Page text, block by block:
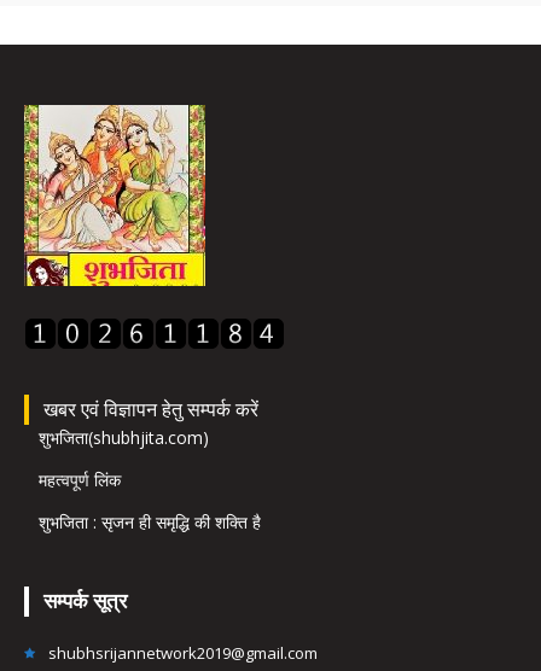
खबर एवं विज्ञापन हेतु सम्पर्क करें
शुभजिता(shubhjita.com)
महत्वपूर्ण लिंक
शुभजिता : सृजन ही समृद्धि की शक्ति है
सम्पर्क सूत्र
shubhsrijannetwork2019@gmail.com